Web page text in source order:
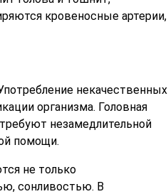
кровеносные артерии,
некачественных
организма. Головная
незамедлительной
помощи.
не только
сонливостью. В